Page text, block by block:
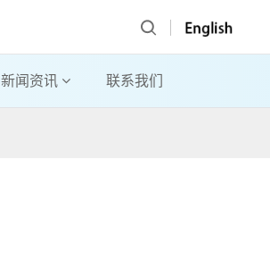
新闻资讯 联系我们